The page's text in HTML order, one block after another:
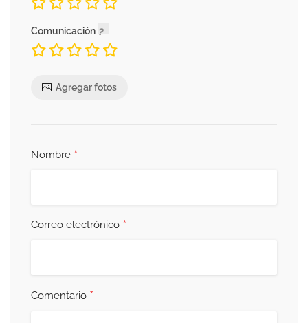
Comunicación
Agregar fotos
Nombre *
Correo electrónico *
Comentario *